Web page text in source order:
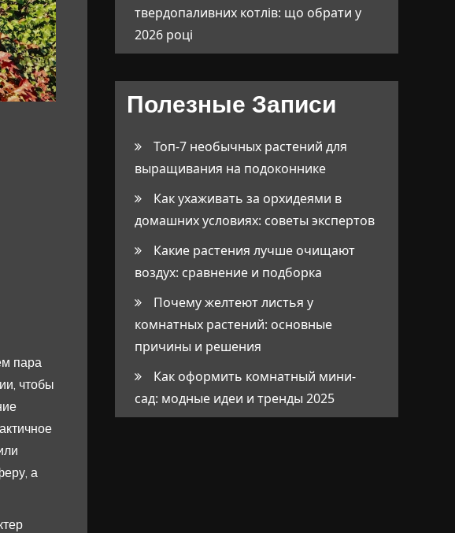
пара
чтобы
а
твердопаливних котлів: що обрати у
2026 році
Полезные Записи
Топ-7 необычных растений для
выращивания на подоконнике
Как ухаживать за орхидеями в
домашних условиях: советы экспертов
Какие растения лучше очищают
воздух: сравнение и подборка
Почему желтеют листья у
комнатных растений: основные
причины и решения
Как оформить комнатный мини-
сад: модные идеи и тренды 2025